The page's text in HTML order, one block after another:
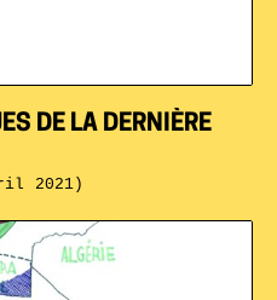
DE LA DERNIÈRE
2021)